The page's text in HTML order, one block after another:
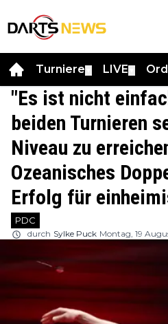
Turniere LIVE
"Es ist nicht
beiden Turnieren
Niveau zu
Ozeanisches
Erfolg für
PDC
durch Sylke Puck Montag, 19